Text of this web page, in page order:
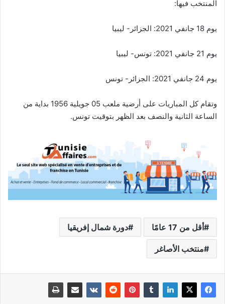
المنتخب فيها:
يوم 18 جانفي 2021: الجزائر- ليبيا
يوم 21 جانفي 2021: تونس- ليبيا
يوم 24 جانفي 2021: الجزائر- تونس
وتقام كل المباريات على أرضية ملعب 05 جويلية 1956 بداية من
الساعة الثانية والنصف بعد الظهر بتوقيت تونس.
أقل من 17 عامًا دورة شمال إفريقيا
منتخب الأصاغر